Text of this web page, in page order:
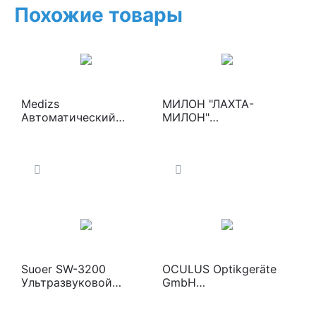
Похожие товары
Medizs
Автоматический
МИЛОН "ЛАХТА-
МИЛОН"
коагуляции
Suoer SW-3200
Ультразвуковой
OCULUS Optikgeräte
GmbH